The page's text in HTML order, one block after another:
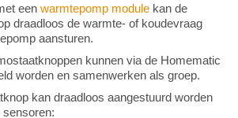
een warmtepomp module kan de
draadloos de warmte- of koudevraag
aansturen.
kunnen via de Homematic
worden en samenwerken als groep.
kan draadloos aangestuurd worden
sensoren: